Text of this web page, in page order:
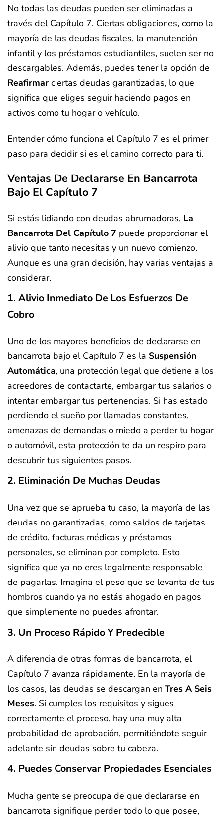
No todas las deudas pueden ser eliminadas a
través del Capítulo 7. Ciertas obligaciones, como la
mayoría de las deudas fiscales, la manutención
infantil y los préstamos estudiantiles, suelen ser no
descargables. Además, puedes tener la opción de
Reafirmar ciertas deudas garantizadas, lo que
significa que eliges seguir haciendo pagos en
activos como tu hogar o vehículo.
Entender cómo funciona el Capítulo 7 es el primer
paso para decidir si es el camino correcto para ti.
Ventajas De Declararse En Bancarrota
Bajo El Capítulo 7
Si estás lidiando con deudas abrumadoras, La
Bancarrota Del Capítulo 7 puede proporcionar el
alivio que tanto necesitas y un nuevo comienzo.
Aunque es una gran decisión, hay varias ventajas a
considerar.
1. Alivio Inmediato De Los Esfuerzos De
Cobro
Uno de los mayores beneficios de declararse en
bancarrota bajo el Capítulo 7 es la Suspensión
Automática, una protección legal que detiene a los
acreedores de contactarte, embargar tus salarios o
intentar embargar tus pertenencias. Si has estado
perdiendo el sueño por llamadas constantes,
amenazas de demandas o miedo a perder tu hogar
o automóvil, esta protección te da un respiro para
descubrir tus siguientes pasos.
2. Eliminación De Muchas Deudas
Una vez que se aprueba tu caso, la mayoría de las
deudas no garantizadas, como saldos de tarjetas
de crédito, facturas médicas y préstamos
personales, se eliminan por completo. Esto
significa que ya no eres legalmente responsable
de pagarlas. Imagina el peso que se levanta de tus
hombros cuando ya no estás ahogado en pagos
que simplemente no puedes afrontar.
3. Un Proceso Rápido Y Predecible
A diferencia de otras formas de bancarrota, el
Capítulo 7 avanza rápidamente. En la mayoría de
los casos, las deudas se descargan en Tres A Seis
Meses. Si cumples los requisitos y sigues
correctamente el proceso, hay una muy alta
probabilidad de aprobación, permitiéndote seguir
adelante sin deudas sobre tu cabeza.
4. Puedes Conservar Propiedades Esenciales
Mucha gente se preocupa de que declararse en
bancarrota signifique perder todo lo que posee,